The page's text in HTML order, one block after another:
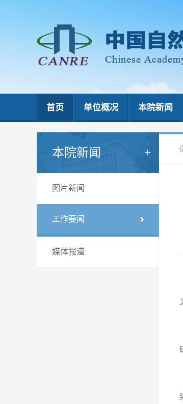
首页 单位概况 本院新闻
本院新闻
图片新闻
工作要闻
媒体报道